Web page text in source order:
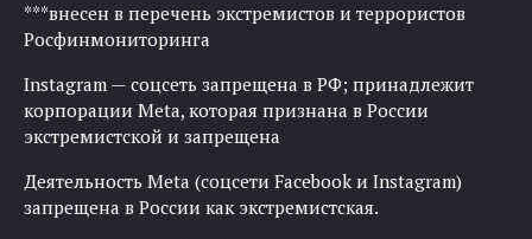
***внесен в перечень экстремистов и террористов
Росфинмониторинга
Instagram — соцсеть запрещена в РФ; принадлежит
корпорации Meta, которая признана в России
экстремистской и запрещена
Деятельность Meta (соцсети Facebook и Instagram)
запрещена в России как экстремистская.